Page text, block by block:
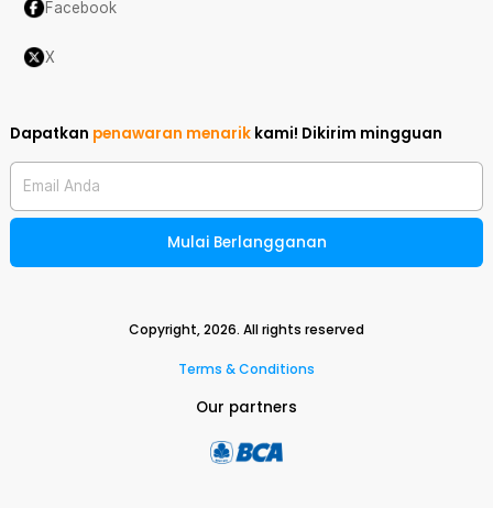
Facebook
X
Dapatkan penawaran menarik kami! Dikirim mingguan
Email Anda
Mulai Berlangganan
Copyright,2026. All rights reserved
Terms & Conditions
Our partners